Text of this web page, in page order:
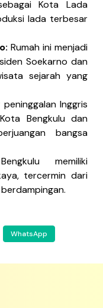
Kota Lada
lada terbesar
Rumah ini menjadi
Soekarno dan
sejarah yang
Inggris
Bengkulu dan
bangsa
memiliki
tercermin dari
WhatsApp